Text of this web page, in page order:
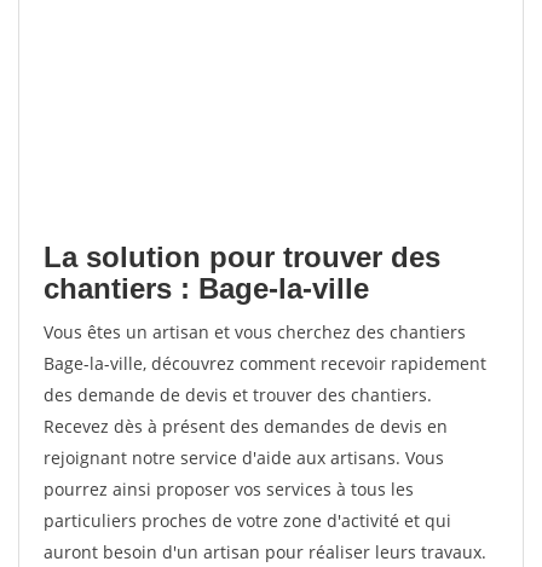
La solution pour trouver des
chantiers : Bage-la-ville
Vous êtes un artisan et vous cherchez des chantiers
Bage-la-ville, découvrez comment recevoir rapidement
des demande de devis et trouver des chantiers.
Recevez dès à présent des demandes de devis en
rejoignant notre service d'aide aux artisans. Vous
pourrez ainsi proposer vos services à tous les
particuliers proches de votre zone d'activité et qui
auront besoin d'un artisan pour réaliser leurs travaux.